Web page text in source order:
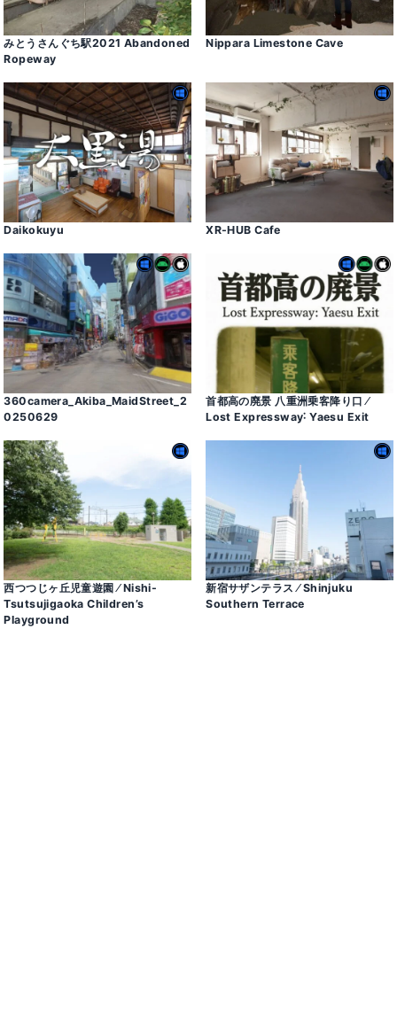
みとうさんぐち駅2021 Abandoned
Ropeway
Nippara Limestone Cave
Daikokuyu XR-HUB Cafe
360camera_Akiba_MaidStreet_2
0250629
首都高の廃景 八重洲乗客降り口 ⁄
Lost Expressway˸ Yaesu Exit
西つつじヶ丘児童遊園 ⁄ Nishi-
Tsutsujigaoka Children’s
Playground
新宿サザンテラス ⁄ Shinjuku
Southern Terrace